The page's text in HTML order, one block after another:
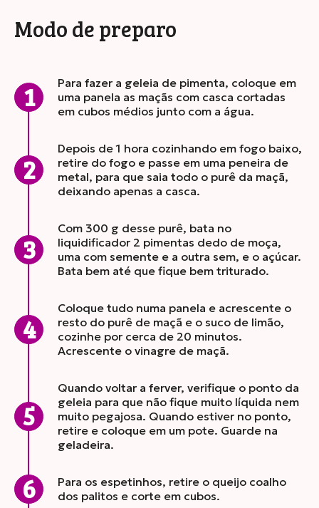
Modo de preparo
Para fazer a geleia de pimenta, coloque em
uma panela as maçãs com casca cortadas
em cubos médios junto com a água.
Depois de 1 hora cozinhando em fogo baixo,
retire do fogo e passe em uma peneira de
metal, para que saia todo o purê da maçã,
deixando apenas a casca.
Com 300 g desse purê, bata no
liquidificador 2 pimentas dedo de moça,
uma com semente e a outra sem, e o açúcar.
Bata bem até que fique bem triturado.
Coloque tudo numa panela e acrescente o
resto do purê de maçã e o suco de limão,
cozinhe por cerca de 20 minutos.
Acrescente o vinagre de maçã.
Quando voltar a ferver, verifique o ponto da
geleia para que não fique muito líquida nem
muito pegajosa. Quando estiver no ponto,
retire e coloque em um pote. Guarde na
geladeira.
Para os espetinhos, retire o queijo coalho
dos palitos e corte em cubos.